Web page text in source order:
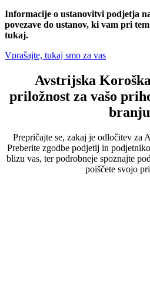
Informacije o ustanovitvi podjetja
povezave do ustanov, ki vam pri
tukaj.
Vprašajte, tukaj smo za vas
Avstrijska
priložnost za vašo
Prepričajte se, zakaj je odločitev za
Preberite zgodbe podjetij in
blizu vas, ter podrobneje spoznajte
poiščete svojo